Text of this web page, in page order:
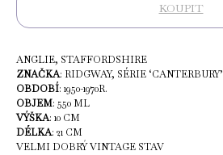
KOUPIT
ANGLIE, STAFFORDSHIRE
ZNAČKA: RIDGWAY, SÉRIE ‘CANTERBURY’
OBDOBÍ: 1950-1970R.
OBJEM: 550 ML
VÝŠKA: 10 CM
DÉLKA: 21 CM
VELMI DOBRÝ VINTAGE STAV